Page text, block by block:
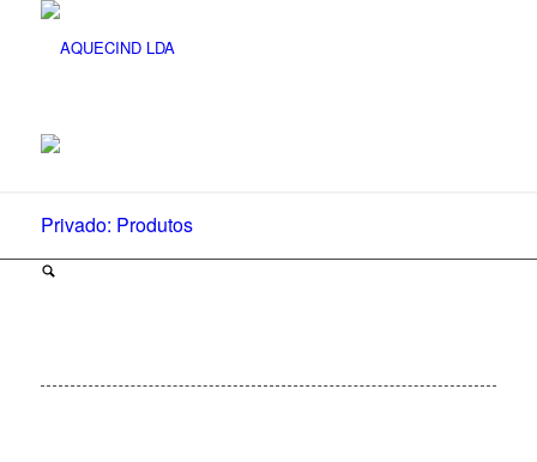
Privado: Produtos